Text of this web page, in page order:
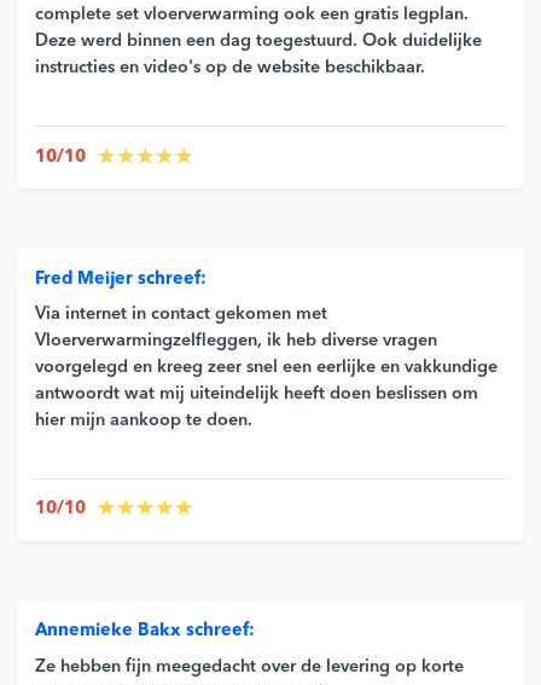
complete set vloerverwarming ook een gratis legplan.
Deze werd binnen een dag toegestuurd. Ook duidelijke
instructies en video's op de website beschikbaar.
10/10
Fred Meijer schreef:
Via internet in contact gekomen met
Vloerverwarmingzelfleggen, ik heb diverse vragen
voorgelegd en kreeg zeer snel een eerlijke en vakkundige
antwoordt wat mij uiteindelijk heeft doen beslissen om
hier mijn aankoop te doen.
10/10
Annemieke Bakx schreef:
Ze hebben fijn meegedacht over de levering op korte